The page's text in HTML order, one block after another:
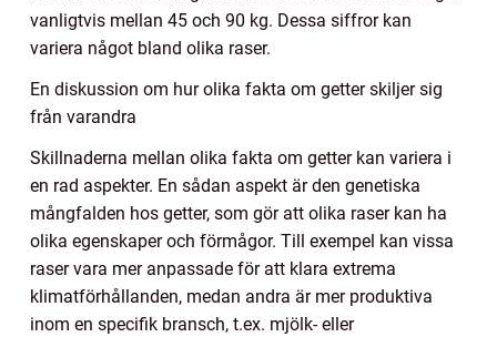
vanligtvis mellan 45 och 90 kg. Dessa siffror kan
variera något bland olika raser.
En diskussion om hur olika fakta om getter skiljer sig
från varandra
Skillnaderna mellan olika fakta om getter kan variera i
en rad aspekter. En sådan aspekt är den genetiska
mångfalden hos getter, som gör att olika raser kan ha
olika egenskaper och förmågor. Till exempel kan vissa
raser vara mer anpassade för att klara extrema
klimatförhållanden, medan andra är mer produktiva
inom en specifik bransch, t.ex. mjölk- eller